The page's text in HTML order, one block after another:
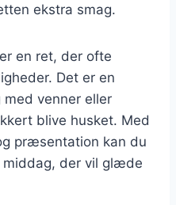
ekstra smag.
en ret, der ofte
Det er en
venner eller
blive husket. Med
præsentation kan du
middag, der vil glæde